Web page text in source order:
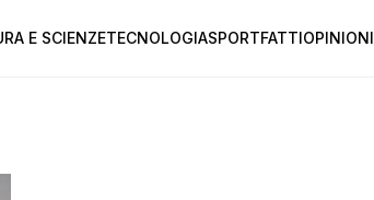
E SCIENZETECNOLOGIASPORTFATTIOPINIONI